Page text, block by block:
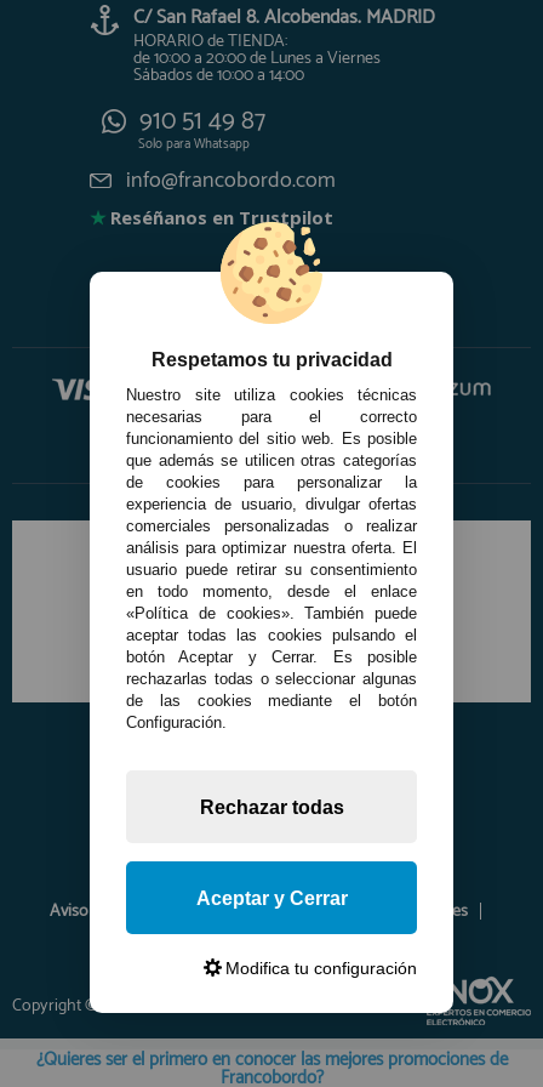
C/ San Rafael 8. Alcobendas. MADRID
HORARIO de TIENDA:
de 10:00 a 20:00 de Lunes a Viernes
Sábados de 10:00 a 14:00
910 51 49 87
Solo paraWhatsapp
info@francobordo.com
★ Reséñanos en Trustpilot
Aviso Legal Política de Privacidad
Política de Cookies
Envíos y Devoluciones
Opiniones
Copyright © 2026 www.francobordo.com
Respetamos tu privacidad
Nuestro site utiliza cookies técnicas
necesarias para el correcto
funcionamiento del sitio web. Es posible
que además se utilicen otras categorías
de cookies para personalizar la
experiencia de usuario, divulgar ofertas
comerciales personalizadas o realizar
análisis para optimizar nuestra oferta. El
usuario puede retirar su consentimiento
en todo momento, desde el enlace
«Política de cookies». También puede
aceptar todas las cookies pulsando el
botón Aceptar y Cerrar. Es posible
rechazarlas todas o seleccionar algunas
de las cookies mediante el botón
Configuración.
Rechazar todas
Aceptar y Cerrar
Modifica tu configuración
¿Quieres ser el primero en conocer las mejores promociones de
Francobordo?